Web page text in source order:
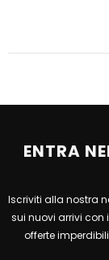
ENTRA
Iscriviti alla nostra
sui nuovi arrivi con
offerte